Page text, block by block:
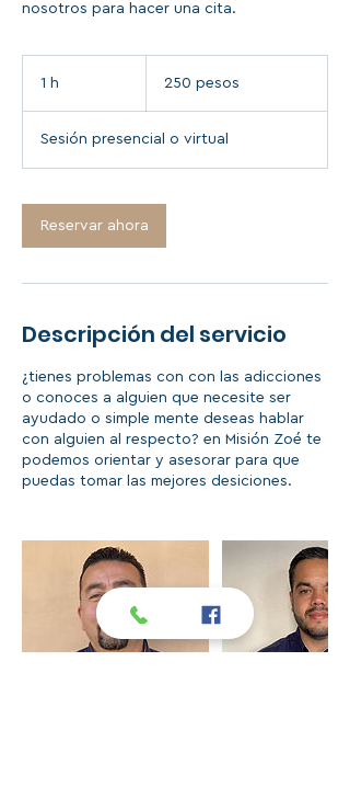
nosotros para hacer una cita.
1 h 250 pesos
Sesión presencial o virtual
Reservar ahora
Descripción del servicio
¿tienes problemas con con las adicciones
o conoces a alguien que necesite ser
ayudado o simple mente deseas hablar
con alguien al respecto? en Misión Zoé te
podemos orientar y asesorar para que
puedas tomar las mejores desiciones.